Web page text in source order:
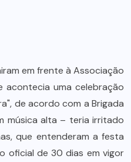
em frente à Associação
acontecia uma celebração
de acordo com a Brigada
música alta – teria irritado
que entenderam a festa
oficial de 30 dias em vigor